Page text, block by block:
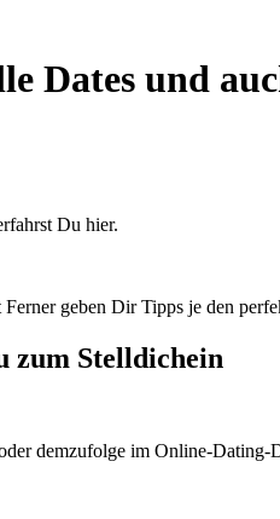
Dates und
Du hier.
geben Dir Tipps je den
zum Stelldichein
demzufolge im Online-Dating-